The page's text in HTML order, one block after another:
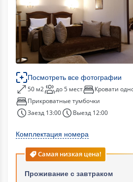
Посмотреть все фотографии
50 м2 до 5 мест
Кровати
Прикроватные тумбочки
Заезд 13:00
Выезд 12:00
Комплектация номера
Самая низкая цена!
Проживание с завтраком